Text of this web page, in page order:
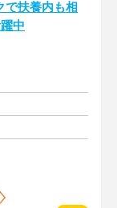
扶養内も相
中